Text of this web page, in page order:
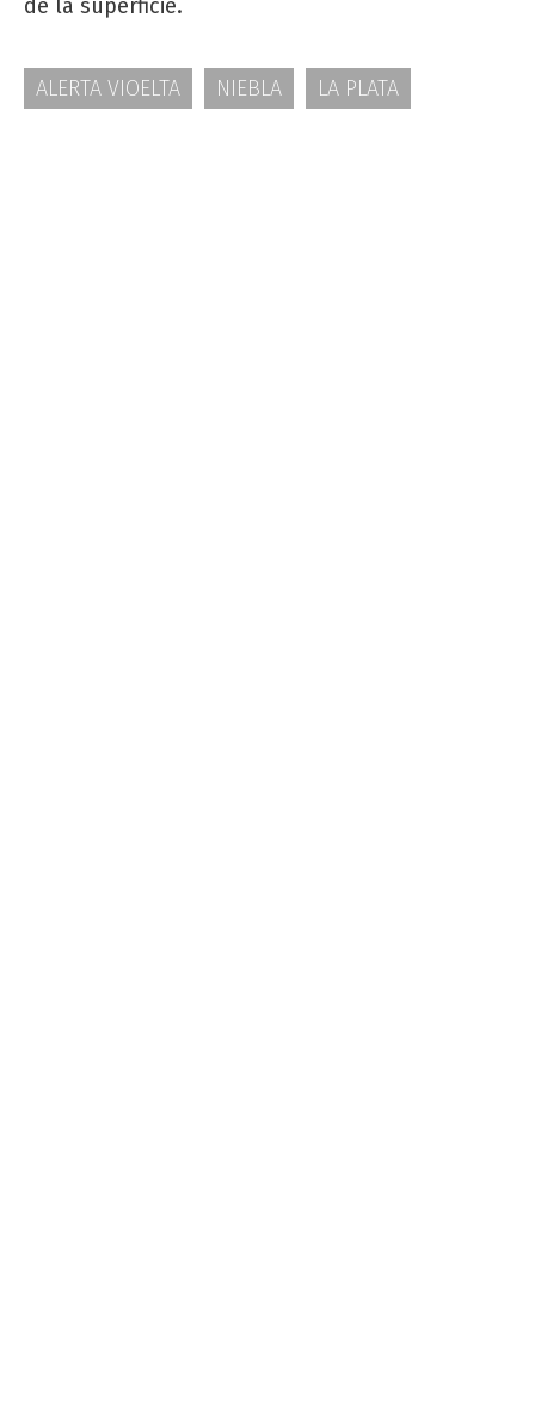
de la superficie.
ALERTA VIOELTA NIEBLA LA PLATA